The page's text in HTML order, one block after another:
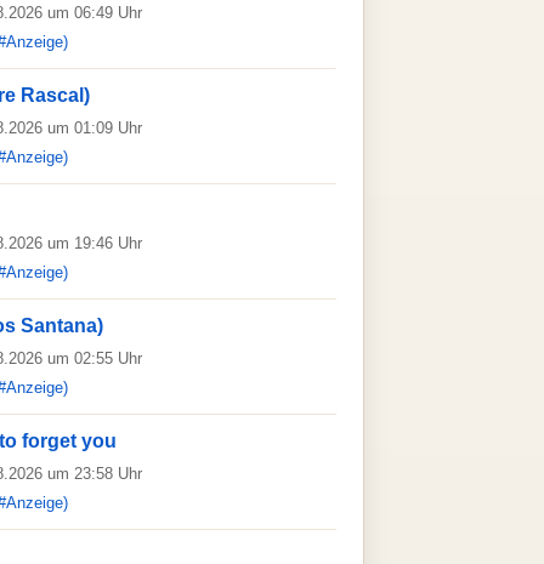
um 06:49 Uhr
Rascal)
um 01:09 Uhr
um 19:46 Uhr
Santana)
um 02:55 Uhr
forget you
um 23:58 Uhr